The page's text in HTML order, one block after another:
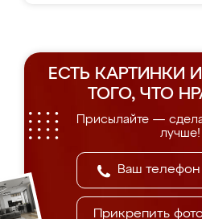
ЕСТЬ КАРТИНКИ
ТОГО, ЧТО
Присылайте —
лучше!
Прикрепить